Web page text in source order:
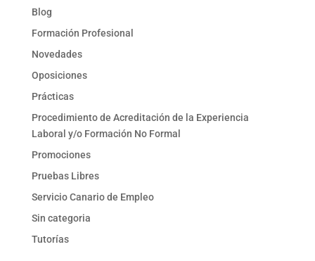
Blog
Formación Profesional
Novedades
Oposiciones
Prácticas
Procedimiento de Acreditación de la Experiencia
Laboral y/o Formación No Formal
Promociones
Pruebas Libres
Servicio Canario de Empleo
Sin categoria
Tutorías